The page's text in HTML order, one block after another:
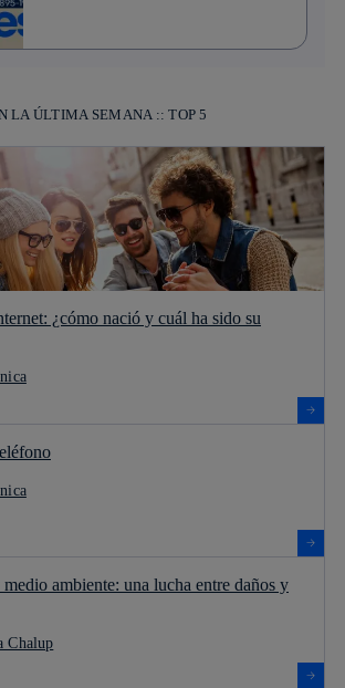
LA ÚLTIMA SEMANA :: TOP 5
¿cómo nació y cuál ha sido su
ambiente: una lucha entre daños y
Chalup